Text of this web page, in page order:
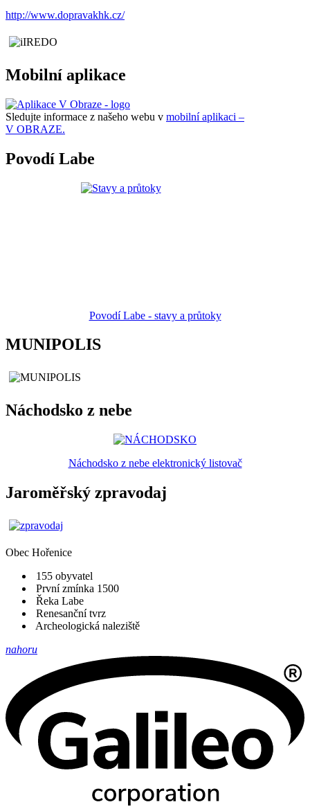
http://www.dopravakhk.cz/
Mobilní aplikace
Sledujte informace z našeho webu v mobilní aplikaci –
V OBRAZE.
Povodí Labe
Povodí Labe - stavy a průtoky
MUNIPOLIS
Náchodsko z nebe
Náchodsko z nebe elektronický listovač
Jaroměřský zpravodaj
Obec Hořenice
155 obyvatel
První zmínka 1500
Řeka Labe
Renesanční tvrz
Archeologická naleziště
nahoru